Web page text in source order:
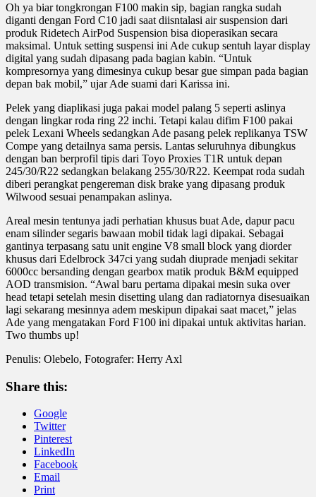
Oh ya biar tongkrongan F100 makin sip, bagian rangka sudah
diganti dengan Ford C10 jadi saat diisntalasi air suspension dari
produk Ridetech AirPod Suspension bisa dioperasikan secara
maksimal. Untuk setting suspensi ini Ade cukup sentuh layar display
digital yang sudah dipasang pada bagian kabin. “Untuk
kompresornya yang dimesinya cukup besar gue simpan pada bagian
depan bak mobil,” ujar Ade suami dari Karissa ini.
Pelek yang diaplikasi juga pakai model palang 5 seperti aslinya
dengan lingkar roda ring 22 inchi. Tetapi kalau difim F100 pakai
pelek Lexani Wheels sedangkan Ade pasang pelek replikanya TSW
Compe yang detailnya sama persis. Lantas seluruhnya dibungkus
dengan ban berprofil tipis dari Toyo Proxies T1R untuk depan
245/30/R22 sedangkan belakang 255/30/R22. Keempat roda sudah
diberi perangkat pengereman disk brake yang dipasang produk
Wilwood sesuai penampakan aslinya.
Areal mesin tentunya jadi perhatian khusus buat Ade, dapur pacu
enam silinder segaris bawaan mobil tidak lagi dipakai. Sebagai
gantinya terpasang satu unit engine V8 small block yang diorder
khusus dari Edelbrock 347ci yang sudah diuprade menjadi sekitar
6000cc bersanding dengan gearbox matik produk B&M equipped
AOD transmision. “Awal baru pertama dipakai mesin suka over
head tetapi setelah mesin disetting ulang dan radiatornya disesuaikan
lagi sekarang mesinnya adem meskipun dipakai saat macet,” jelas
Ade yang mengatakan Ford F100 ini dipakai untuk aktivitas harian.
Two thumbs up!
Penulis: Olebelo, Fotografer: Herry Axl
Share this:
Google
Twitter
Pinterest
LinkedIn
Facebook
Email
Print